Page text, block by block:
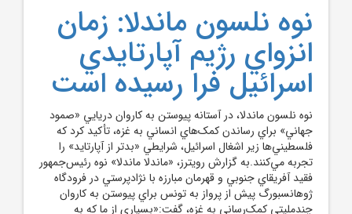
نوه نلسون ماندلا: زمان
انزواي رژيم آپارتايدي
اسرائيل فرا رسيده‌ است
نوه نلسون ماندلا، در آستانه پيوستن به کاروان دريايي «صمود
جهاني» براي رساندن کمک‌هاي انساني به غزه، تأکيد کرد که
فلسطيني‌ها زير اشغال اسرائيل، شرايطي «بدتر از آپارتايد» را
تجربه مي‌کنند.به گزارش رويترز، «ماندلا ماندلا» نوه رئيس‌جمهور
فقيد آفريقاي جنوبي و قهرمان مبارزه با نژادپرستي در فرودگاه
ژوهانسبورگ پيش از پرواز به تونس براي پيوستن به کاروان
چندمليتي کمک‌رساني به غزه، گفت:«بسياري از ما که به